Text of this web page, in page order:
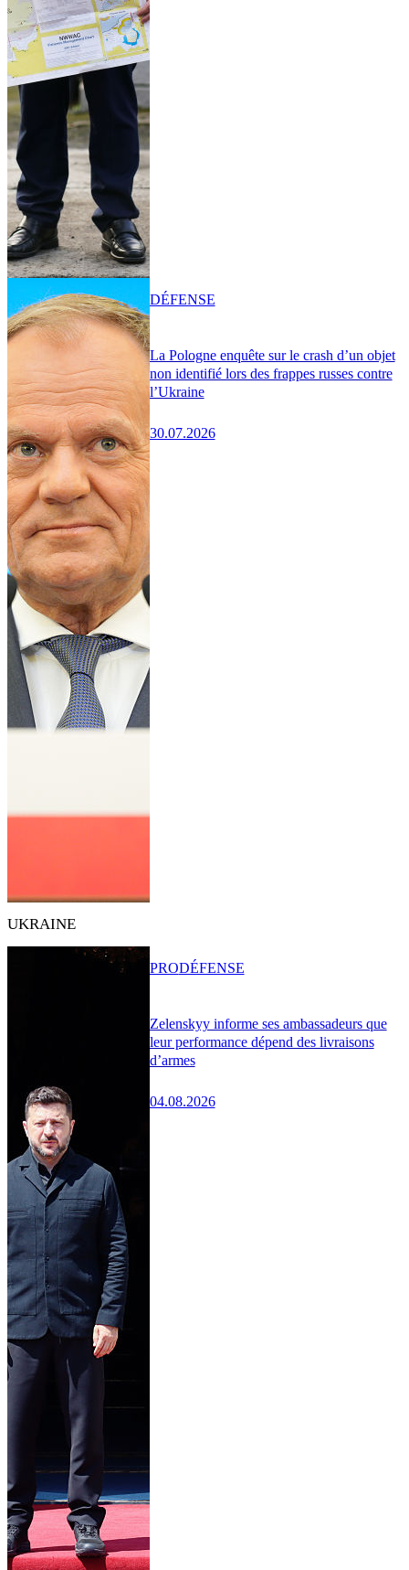
La Pologne enquête sur le crash d’un objet
non identifié lors des frappes russes contre
l’Ukraine
30.07.2026
DÉFENSE
UKRAINE
Zelenskyy informe ses ambassadeurs que
leur performance dépend des livraisons
d’armes
04.08.2026
PRODÉFENSE